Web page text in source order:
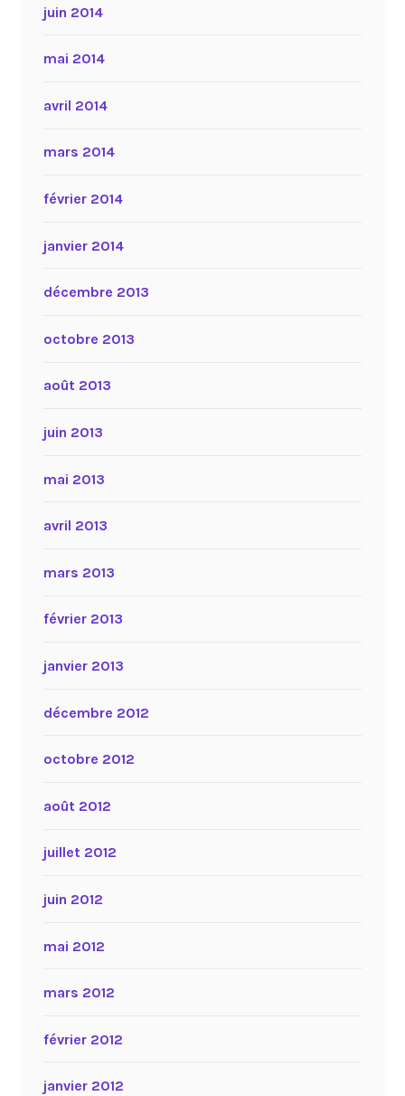
juin 2014
mai 2014
avril 2014
mars 2014
février 2014
janvier 2014
décembre 2013
octobre 2013
août 2013
juin 2013
mai 2013
avril 2013
mars 2013
février 2013
janvier 2013
décembre 2012
octobre 2012
août 2012
juillet 2012
juin 2012
mai 2012
mars 2012
février 2012
janvier 2012